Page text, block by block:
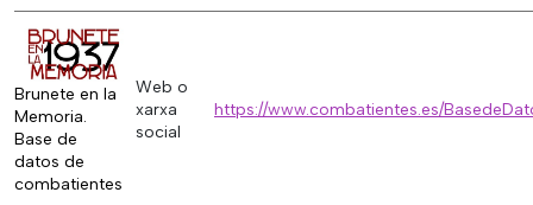
Brunete en la
Memoria.
Base de
datos de
combatientes
Web o
xarxa
social
https://www.combatientes.es/